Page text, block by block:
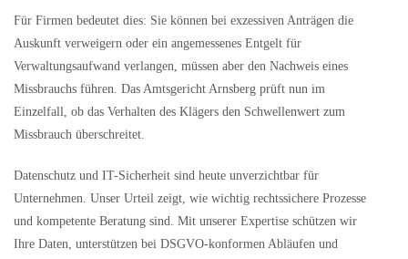
Für Firmen bedeutet dies: Sie können bei exzessiven Anträgen die
Auskunft verweigern oder ein angemessenes Entgelt für
Verwaltungsaufwand verlangen, müssen aber den Nachweis eines
Missbrauchs führen. Das Amtsgericht Arnsberg prüft nun im
Einzelfall, ob das Verhalten des Klägers den Schwellenwert zum
Missbrauch überschreitet.
Datenschutz und IT-Sicherheit sind heute unverzichtbar für
Unternehmen. Unser Urteil zeigt, wie wichtig rechtssichere Prozesse
und kompetente Beratung sind. Mit unserer Expertise schützen wir
Ihre Daten, unterstützen bei DSGVO-konformen Abläufen und